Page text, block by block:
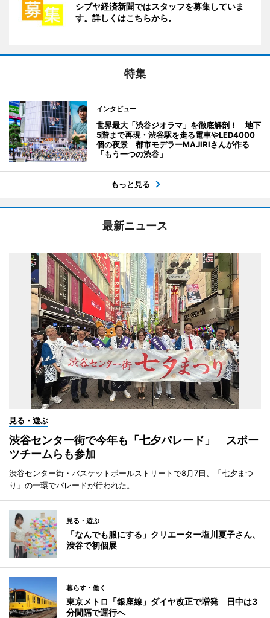
シブヤ経済新聞ではスタッフを募集していま
す。詳しくはこちらから。
特集
インタビュー
世界最大「渋谷ジオラマ」を徹底解剖！ 地下
5階まで再現・渋谷駅を走る電車やLED4000
個の夜景 都市モデラーMAJIRIさんが作る
「もう一つの渋谷」
もっと見る
最新ニュース
見る・遊ぶ
渋谷センター街で今年も「七夕パレード」 スポー
ツチームらも参加
渋谷センター街・バスケットボールストリートで8月7日、「七夕まつ
り」の一環でパレードが行われた。
見る・遊ぶ
「なんでも服にする」クリエーター塩川夏子さん、
渋谷で初個展
暮らす・働く
東京メトロ「銀座線」ダイヤ改正で増発 日中は3
分間隔で運行へ